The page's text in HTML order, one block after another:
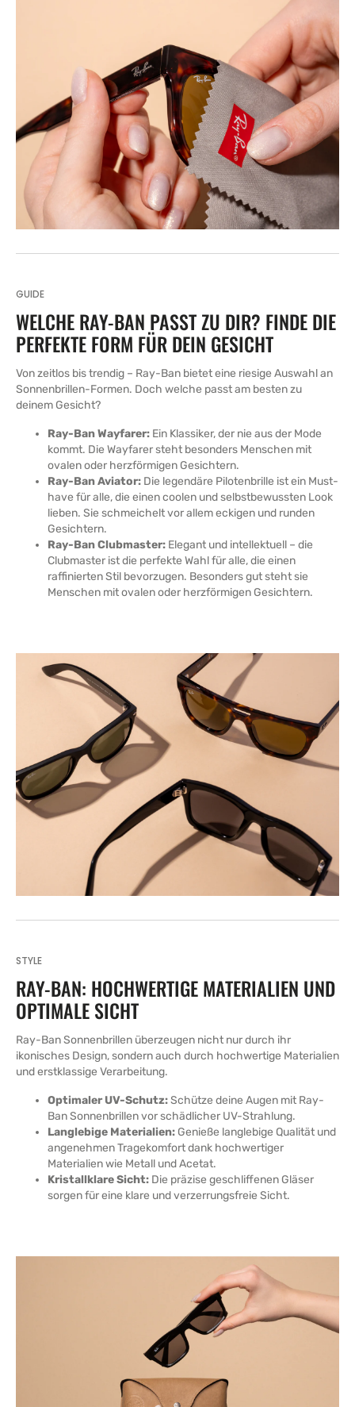
GUIDE
WELCHE RAY-BAN PASST ZU DIR? FINDE DIE
PERFEKTE FORM FÜR DEIN GESICHT
Von zeitlos bis trendig – Ray-Ban bietet eine riesige Auswahl an
Sonnenbrillen-Formen. Doch welche passt am besten zu
deinem Gesicht?
Ray-Ban Wayfarer: Ein Klassiker, der nie aus der Mode
kommt. Die Wayfarer steht besonders Menschen mit
ovalen oder herzförmigen Gesichtern.
Ray-Ban Aviator: Die legendäre Pilotenbrille ist ein Must-
have für alle, die einen coolen und selbstbewussten Look
lieben. Sie schmeichelt vor allem eckigen und runden
Gesichtern.
Ray-Ban Clubmaster: Elegant und intellektuell – die
Clubmaster ist die perfekte Wahl für alle, die einen
raffinierten Stil bevorzugen. Besonders gut steht sie
Menschen mit ovalen oder herzförmigen Gesichtern.
STYLE
RAY-BAN: HOCHWERTIGE MATERIALIEN UND
OPTIMALE SICHT
Ray-Ban Sonnenbrillen überzeugen nicht nur durch ihr
ikonisches Design, sondern auch durch hochwertige Materialien
und erstklassige Verarbeitung.
Optimaler UV-Schutz:Schütze deine Augen mit Ray-
Ban Sonnenbrillen vor schädlicher UV-Strahlung.
Langlebige Materialien: Genieße langlebige Qualität und
angenehmen Tragekomfort dank hochwertiger
Materialien wie Metall und Acetat.
Kristallklare Sicht: Die präzise geschliffenen Gläser
sorgen für eine klare und verzerrungsfreie Sicht.